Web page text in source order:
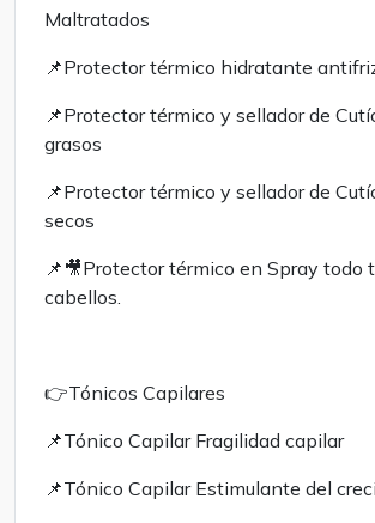
Maltratados
📌Protector térmico hidratante
📌Protector térmico y sellador de
grasos
📌Protector térmico y sellador de
secos
📌🎥Protector térmico en Spray todo
cabellos.
👉Tónicos Capilares
📌Tónico Capilar Fragilidad capilar
📌Tónico Capilar Estimulante del